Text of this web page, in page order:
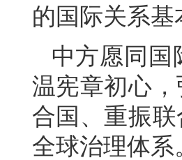
的国际关系基
中方愿同国
温宪章初心
合国、重振
全球治理体系